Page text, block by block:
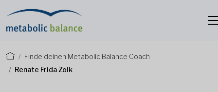
Finde deinen Metabolic Balance Coach
Renate Frida Zolk